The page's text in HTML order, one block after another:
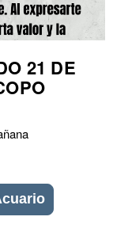
21 DE